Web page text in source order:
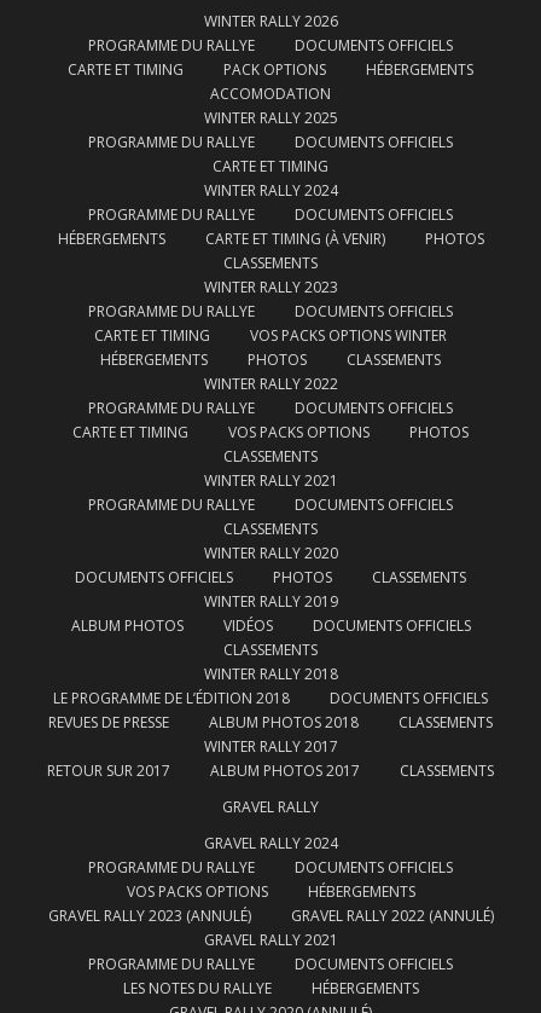
WINTER RALLY 2026
PROGRAMME DU RALLYE
DOCUMENTS OFFICIELS
CARTE ET TIMING
PACK OPTIONS
HÉBERGEMENTS
ACCOMODATION
WINTER RALLY 2025
PROGRAMME DU RALLYE
DOCUMENTS OFFICIELS
CARTE ET TIMING
WINTER RALLY 2024
PROGRAMME DU RALLYE
DOCUMENTS OFFICIELS
HÉBERGEMENTS
CARTE ET TIMING (À VENIR)
PHOTOS
CLASSEMENTS
WINTER RALLY 2023
PROGRAMME DU RALLYE
DOCUMENTS OFFICIELS
CARTE ET TIMING
VOS PACKS OPTIONS WINTER
HÉBERGEMENTS
PHOTOS
CLASSEMENTS
WINTER RALLY 2022
PROGRAMME DU RALLYE
DOCUMENTS OFFICIELS
CARTE ET TIMING
VOS PACKS OPTIONS
PHOTOS
CLASSEMENTS
WINTER RALLY 2021
PROGRAMME DU RALLYE
DOCUMENTS OFFICIELS
CLASSEMENTS
WINTER RALLY 2020
DOCUMENTS OFFICIELS
PHOTOS
CLASSEMENTS
WINTER RALLY 2019
ALBUM PHOTOS
VIDÉOS
DOCUMENTS OFFICIELS
CLASSEMENTS
WINTER RALLY 2018
LE PROGRAMME DE L’ÉDITION 2018
DOCUMENTS OFFICIELS
REVUES DE PRESSE
ALBUM PHOTOS 2018
CLASSEMENTS
WINTER RALLY 2017
RETOUR SUR 2017
ALBUM PHOTOS 2017
CLASSEMENTS
GRAVEL RALLY
GRAVEL RALLY 2024
PROGRAMME DU RALLYE
DOCUMENTS OFFICIELS
VOS PACKS OPTIONS
HÉBERGEMENTS
GRAVEL RALLY 2023 (ANNULÉ)
GRAVEL RALLY 2022 (ANNULÉ)
GRAVEL RALLY 2021
PROGRAMME DU RALLYE
DOCUMENTS OFFICIELS
LES NOTES DU RALLYE
HÉBERGEMENTS